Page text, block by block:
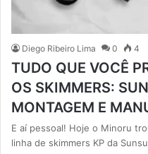
Diego Ribeiro Lima 0 4
TUDO QUE VOCÊ
OS SKIMMERS:
MONTAGEM E
E aí pessoal! Hoje o Minoru
linha de skimmers KP da